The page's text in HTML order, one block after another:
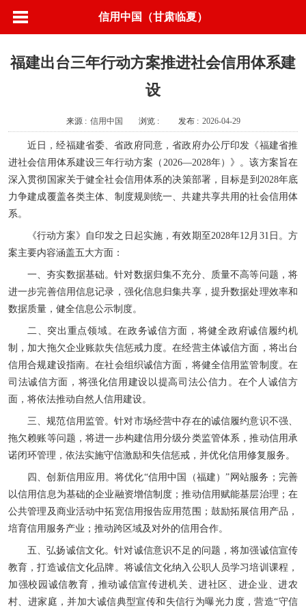
信用中国（甘肃临夏）
福建出台三年行动方案推进社会信用体系建
设
来源 : 信用中国 浏览 : 发布 : 2026-04-29
近日，经福建省委、省政府同意，省政府办公厅印发《福建省推
进社会信用体系建设三年行动方案（2026—2028年）》。该方案旨在
深入贯彻国家关于健全社会信用体系的决策部署，目标是到2028年底
力争建成覆盖各类主体、制度规则统一、共建共享共用的社会信用体
系。
《行动方案》自印发之日起实施，有效期至2028年12月31日。方
案主要内容涵盖五大方面：
一、夯实数据基础。针对数据归集不充分、质量不高等问题，将
进一步完善信用信息记录，强化信息归集共享，提升数据处理效率和
数据质量，健全信息公示制度。
二、突出重点领域。在政务诚信方面，将健全政府诚信履约机
制，加大拖欠企业账款失信惩戒力度。在经营主体诚信方面，将出台
信用合规建设指南。在社会组织诚信方面，将健全信用监管制度。在
司法诚信方面，将强化信用建设以提高司法公信力。在个人诚信方
面，将依法推动自然人信用建设。
三、规范信用监管。针对市场经营中存在的诚信履约意识不强、
拖欠赖账等问题，将进一步构建信用分级分类监管体系，推动信用承
诺闭环管理，依法实施守信激励和失信惩戒，并优化信用修复服务。
四、创新信用应用。将优化“信用中国（福建）”网站服务；完善
以信用信息为基础的企业融资增信制度；推动信用赋能基层治理；在
公共管理及商业活动中拓宽信用报告应用范围；鼓励拓展信用产品，
培育信用服务产业；推动跨区域及对外的信用合作。
五、弘扬诚信文化。针对诚信意识不足的问题，将加强诚信宣传
教育，打造诚信文化品牌。将诚信文化纳入公职人员学习培训课程，
加强校园诚信教育，推动诚信宣传进机关、进社区、进企业、进农
村、进家庭，并加大诚信典型宣传和失信行为曝光力度，营造“守信